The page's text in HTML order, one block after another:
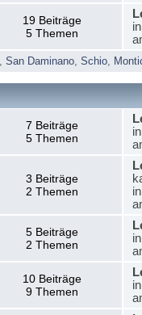
19 Beiträge
5 Themen
in
,San Daminano ,Schio
7 Beiträge
5 Themen
in
3 Beiträge
2 Themen
in
5 Beiträge
2 Themen
in
10 Beiträge
9 Themen
in